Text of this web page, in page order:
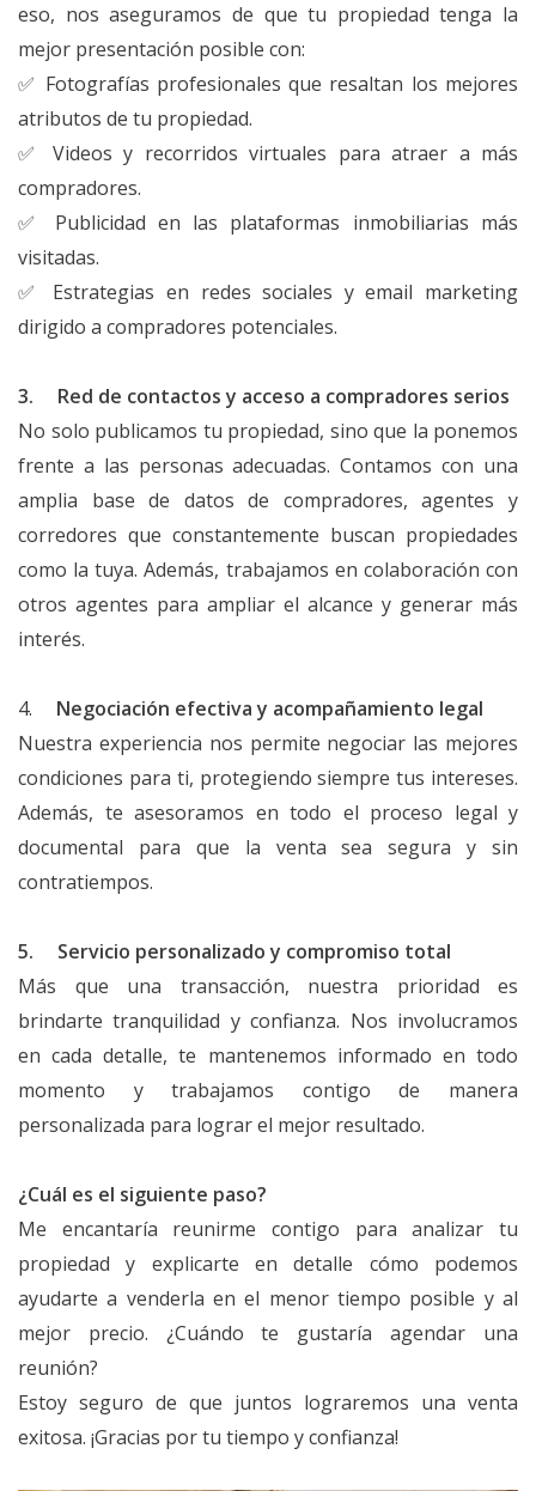
eso, nos aseguramos de que tu propiedad tenga la
mejor presentación posible con:
✅ Fotografías profesionales que resaltan los mejores
atributos de tu propiedad.
✅ Videos y recorridos virtuales para atraer a más
compradores.
✅ Publicidad en las plataformas inmobiliarias más
visitadas.
✅ Estrategias en redes sociales y email marketing
dirigido a compradores potenciales.
3. Red de contactos y acceso a compradores serios
No solo publicamos tu propiedad, sino que la ponemos
frente a las personas adecuadas. Contamos con una
amplia base de datos de compradores, agentes y
corredores que constantemente buscan propiedades
como la tuya. Además, trabajamos en colaboración con
otros agentes para ampliar el alcance y generar más
interés.
4. Negociación efectiva y acompañamiento legal
Nuestra experiencia nos permite negociar las mejores
condiciones para ti, protegiendo siempre tus intereses.
Además, te asesoramos en todo el proceso legal y
documental para que la venta sea segura y sin
contratiempos.
5. Servicio personalizado y compromiso total
Más que una transacción, nuestra prioridad es
brindarte tranquilidad y confianza. Nos involucramos
en cada detalle, te mantenemos informado en todo
momento y trabajamos contigo de manera
personalizada para lograr el mejor resultado.
¿Cuál es el siguiente paso?
Me encantaría reunirme contigo para analizar tu
propiedad y explicarte en detalle cómo podemos
ayudarte a venderla en el menor tiempo posible y al
mejor precio. ¿Cuándo te gustaría agendar una
reunión?
Estoy seguro de que juntos lograremos una venta
exitosa. ¡Gracias por tu tiempo y confianza!